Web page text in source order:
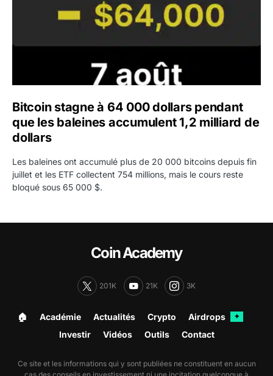
Bitcoin stagne à 64 000 dollars pendant
que les baleines accumulent 1,2 milliard de
dollars
Les baleines ont accumulé plus de 20 000 bitcoins depuis fin
juillet et les ETF collectent 754 millions, mais le cours reste
bloqué sous 65 000 $.
Coin Academy
201K 21K 3K
🏠︎ Académie Actualités Crypto Airdrops ✦
Investir Vidéos Outils Contact
Ce site et les informations qui y sont publiées ne constituent en aucun